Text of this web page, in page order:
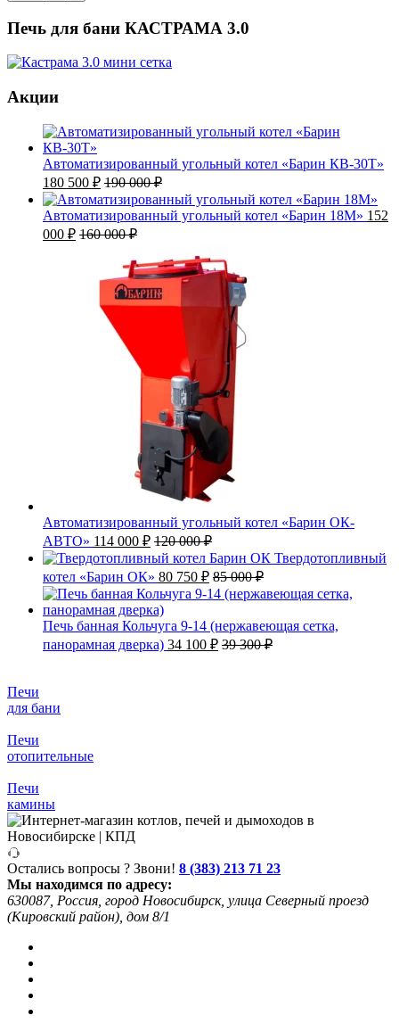
Печь для бани КАСТРАМА 3.0
Акции
Автоматизированный угольный котел «Барин КВ-30Т»
180 500 ₽ 190 000₽
Автоматизированный угольный котел «Барин 18М» 152
000 ₽ 160 000₽
Автоматизированный угольный котел «Барин ОК-
АВТО» 114 000 ₽ 120 000₽
Твердотопливный
котел «Барин ОК» 80 750 ₽ 85 000₽
Печь банная Кольчуга 9-14 (нержавеющая сетка,
панорамная дверка) 34 100 ₽ 39 300₽
Печи
для бани
Печи
отопительные
Печи
камины
Остались вопросы ? Звони! 8 (383) 213 71 23
Мы находимся по адресу:
630087, Россия, город Новосибирск, улица Северный проезд
(Кировский район), дом 8/1